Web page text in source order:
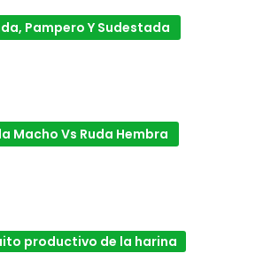
Pampero Y Sudestada
Macho Vs Ruda Hembra
productivo de la harina